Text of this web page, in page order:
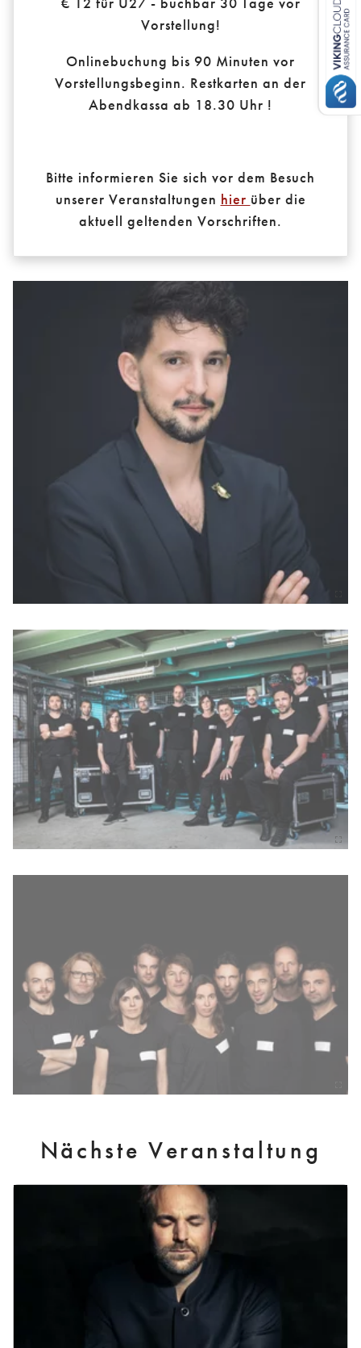
Vorstellung!
Onlinebuchung bis 90 Minuten vor
Vorstellungsbeginn. Restkarten an der
Abendkassa ab 18.30 Uhr !
Bitte informieren Sie sich vor dem Besuch
unserer Veranstaltungen hier über die
aktuell geltenden Vorschriften.
Nächste Veranstaltung